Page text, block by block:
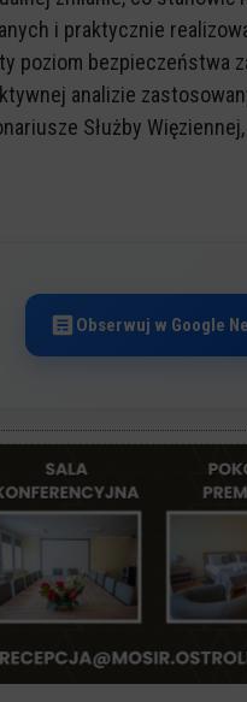
i praktycznie
poziom bezpieczeństwa
analizie
Służby
Obserwuj w Google